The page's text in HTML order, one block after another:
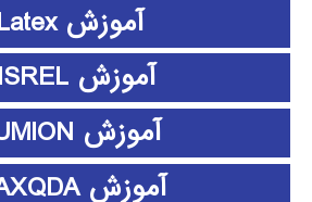
آموزش Latex
آموزش LISREL
آموزش LUMION
آموزش MAXQDA